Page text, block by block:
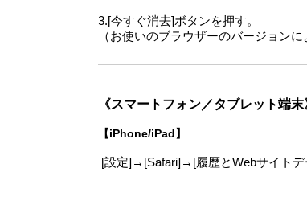
3.[今すぐ消去]ボタンを押す。
（お使いのブラウザーのバージョン
《スマートフォン／タブレット端末
【iPhone/iPad】
[設定]→[Safari]→[履歴とWebサイト